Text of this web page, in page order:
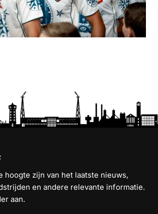
hoogte zijn van het laatste nieuws,
en andere relevante informatie.
aan.